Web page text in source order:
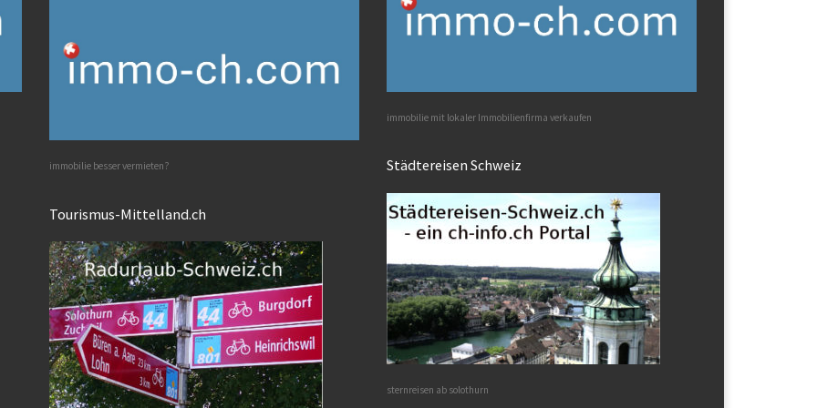
immobilie besser vermieten?
Tourismus-Mittelland.ch
immobilie mit lokaler Immobilienfirma verkaufen
Städtereisen Schweiz
sternreisen ab solothurn